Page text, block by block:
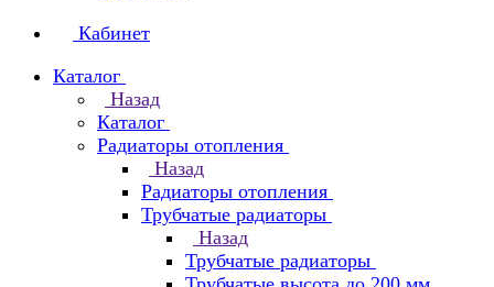
Кабинет
Каталог
Назад
Каталог
Радиаторы отопления
Назад
Радиаторы отопления
Трубчатые радиаторы
Назад
Трубчатые радиаторы